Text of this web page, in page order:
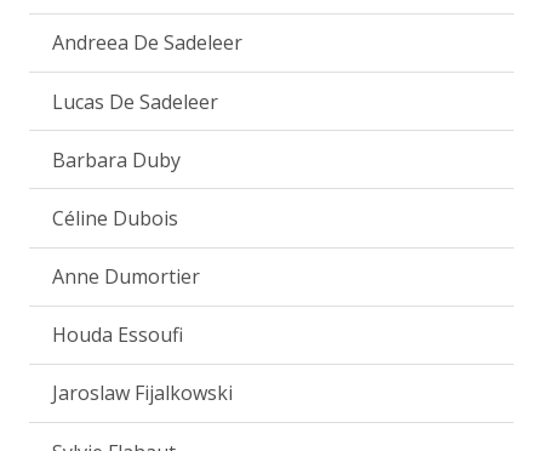
Andreea De Sadeleer
Lucas De Sadeleer
Barbara Duby
Céline Dubois
Anne Dumortier
Houda Essoufi
Jaroslaw Fijalkowski